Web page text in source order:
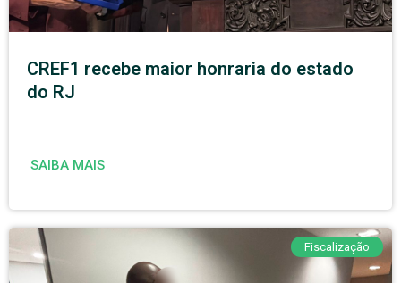
CREF1 recebe maior honraria do estado
do RJ
SAIBA MAIS
Fiscalização